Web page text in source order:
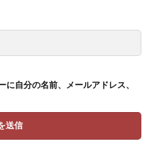
自分の名前、メールアドレス、